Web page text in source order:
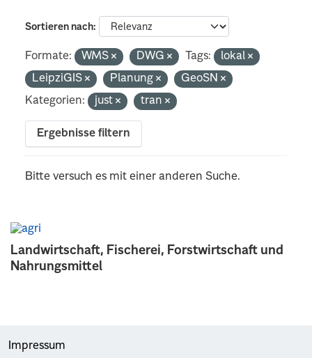
Landwirtschaft, Fischerei, Forstwirtschaft und
Nahrungsmittel
Sortieren nach
Formate: WMS DWG Tags:
lokal
LeipziGIS
Planung
GeoSN
Kategorien:
just tran
Ergebnisse filtern
Bitte versuch es mit einer anderen Suche.
Impressum